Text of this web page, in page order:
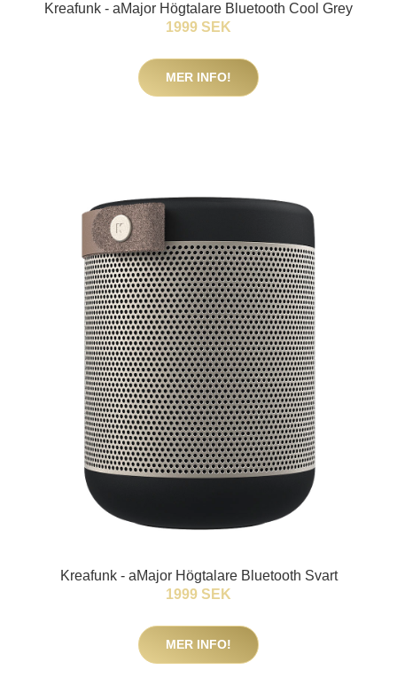
Kreafunk - aMajor Högtalare Bluetooth Cool Grey
1999 SEK
MER INFO!
Kreafunk - aMajor Högtalare Bluetooth Svart
1999 SEK
MER INFO!